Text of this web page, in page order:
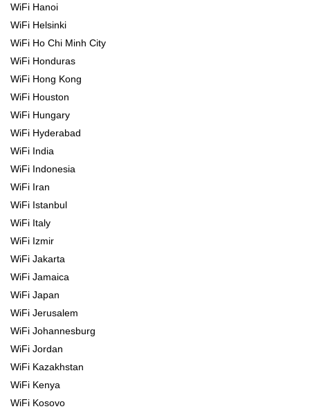
WiFi Hanoi
WiFi Helsinki
WiFi Ho Chi Minh City
WiFi Honduras
WiFi Hong Kong
WiFi Houston
WiFi Hungary
WiFi Hyderabad
WiFi India
WiFi Indonesia
WiFi Iran
WiFi Istanbul
WiFi Italy
WiFi Izmir
WiFi Jakarta
WiFi Jamaica
WiFi Japan
WiFi Jerusalem
WiFi Johannesburg
WiFi Jordan
WiFi Kazakhstan
WiFi Kenya
WiFi Kosovo